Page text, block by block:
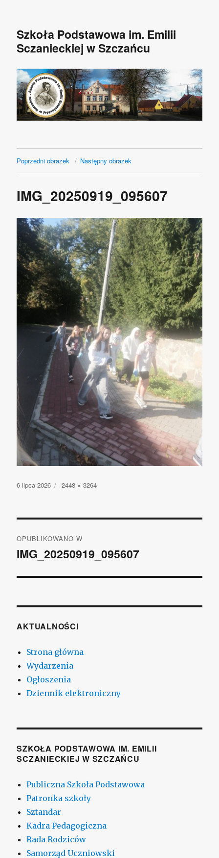
Szkoła Podstawowa im. Emilii
Sczanieckiej w Szczańcu
Poprzedni obrazek Następny obrazek
IMG_20250919_095607
Opublikowano
6 lipca 2026
Pełny
2448 × 3264
wpisu
OPUBLIKOWANO W
IMG_20250919_095607
AKTUALNOŚCI
Strona główna
Wydarzenia
Ogłoszenia
Dziennik elektroniczny
SZKOŁA PODSTAWOWA IM. EMILII
SCZANIECKIEJ W SZCZAŃCU
Publiczna Szkoła Podstawowa
Patronka szkoły
Sztandar
Kadra Pedagogiczna
Rada Rodziców
Samorząd Uczniowski